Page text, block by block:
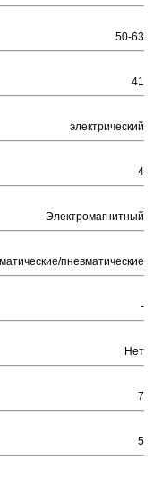
50-63
41
электрический
4
Электромагнитный
пневматические
-
Нет
7
5